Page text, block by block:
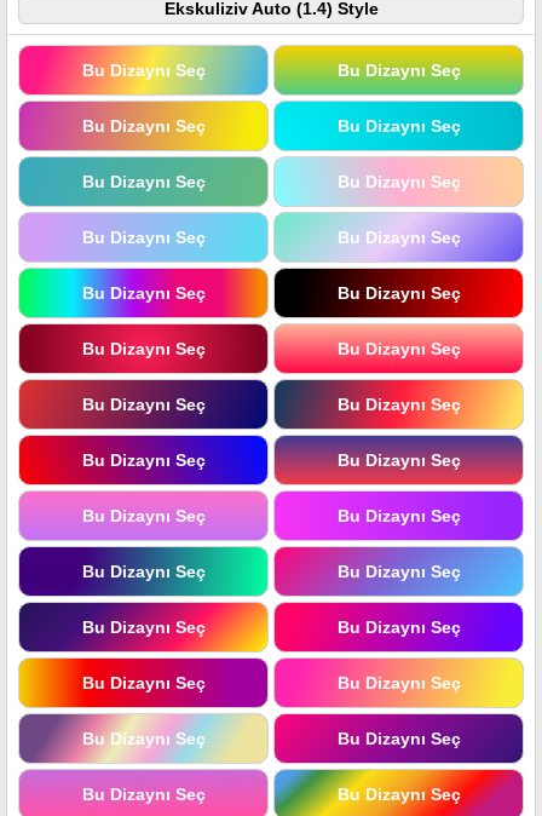
Ekskuliziv Auto (1.4) Style
Bu Dizaynı Seç Bu Dizaynı Seç
Bu Dizaynı Seç Bu Dizaynı Seç
Bu Dizaynı Seç Bu Dizaynı Seç
Bu Dizaynı Seç Bu Dizaynı Seç
Bu Dizaynı Seç Bu Dizaynı Seç
Bu Dizaynı Seç Bu Dizaynı Seç
Bu Dizaynı Seç Bu Dizaynı Seç
Bu Dizaynı Seç Bu Dizaynı Seç
Bu Dizaynı Seç Bu Dizaynı Seç
Bu Dizaynı Seç Bu Dizaynı Seç
Bu Dizaynı Seç Bu Dizaynı Seç
Bu Dizaynı Seç Bu Dizaynı Seç
Bu Dizaynı Seç Bu Dizaynı Seç
Bu Dizaynı Seç Bu Dizaynı Seç